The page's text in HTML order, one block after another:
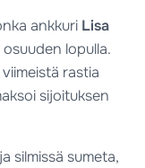
ankkuri Lisa
lopulla.
rastia
sijoituksen
silmissä sumeta,